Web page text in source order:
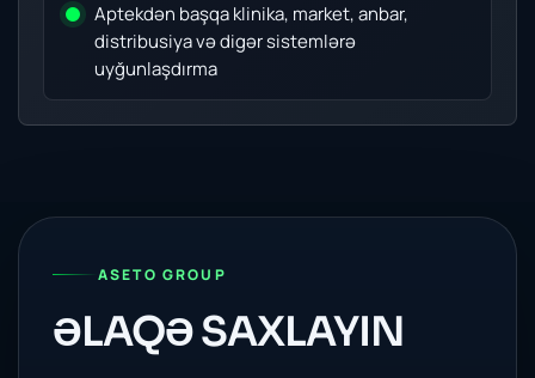
Aptekdən başqa klinika, market, anbar,
distribusiya və digər sistemlərə
uyğunlaşdırma
ASETO GROUP
ƏLAQƏ SAXLAYIN